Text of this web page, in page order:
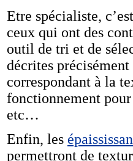
Etre spécialiste,
ceux qui ont des
outil de tri et de
décrites
correspondant à la
fonctionnement
etc…
Enfin, les
permettront de